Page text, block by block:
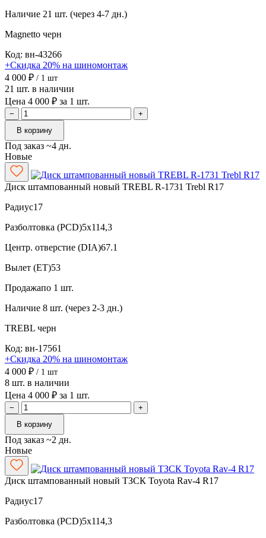
Наличие 21 шт. (через 4-7 дн.)
Magnetto черн
Код: вн-43266
+Скидка 20% на шиномонтаж
4 000 ₽ / 1 шт
21 шт. в наличии
Цена 4 000 ₽ за 1 шт.
−
+
В корзину
Под заказ ~4 дн.
Новые
Диск штампованный новый TREBL R-1731 Trebl R17
Радиус17
Разболтовка (PCD)5x114,3
Центр. отверстие (DIA)67.1
Вылет (ET)53
Продажапо 1 шт.
Наличие 8 шт. (через 2-3 дн.)
TREBL черн
Код: вн-17561
+Скидка 20% на шиномонтаж
4 000 ₽ / 1 шт
8 шт. в наличии
Цена 4 000 ₽ за 1 шт.
−
+
В корзину
Под заказ ~2 дн.
Новые
Диск штампованный новый ТЗСК Toyota Rav-4 R17
Радиус17
Разболтовка (PCD)5x114,3